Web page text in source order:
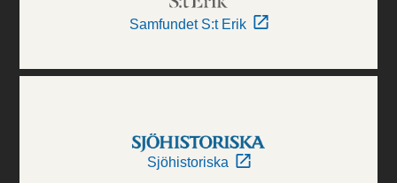
Samfundet S:t Erik
Sjöhistoriska